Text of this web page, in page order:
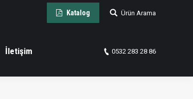
Katalog Arama:Ürün Arama
İletişim 0532 283 28 86